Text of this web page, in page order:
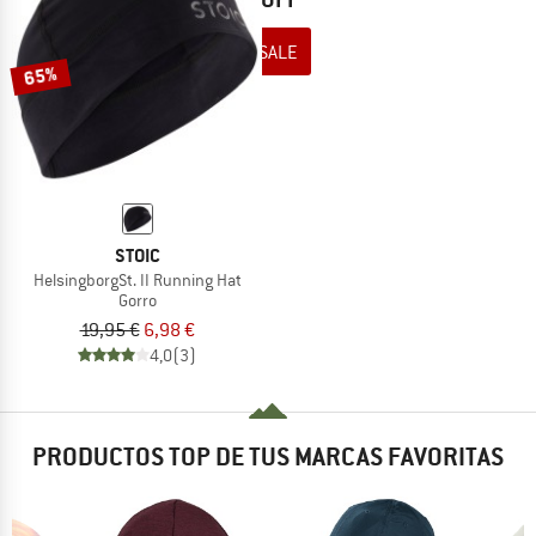
TO THE SALE
65%
STOIC
HelsingborgSt. II Running Hat
Gorro
19,95 € 6,98 €
4,0(3)
PRODUCTOS TOP DE TUS MARCAS FAVORITAS